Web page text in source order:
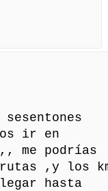
ir en
me podrías
rutas ,y los
hasta